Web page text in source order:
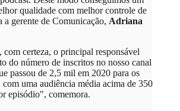
qualidade com melhor controle de
a gerente de Comunicação, Adriana
com certeza, o principal responsável
do número de inscritos no nosso canal
passou de 2,5 mil em 2020 para os
uma audiência média acima de 350
episódio", comemora.